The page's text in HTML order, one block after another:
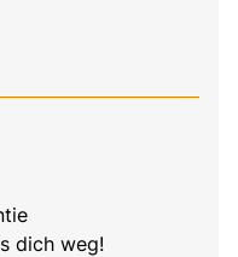
dich weg!